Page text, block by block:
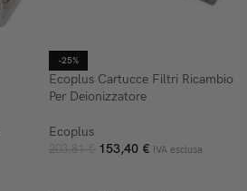
-25%
Ecoplus Cartucce Filtri Ricambio
Per Deionizzatore
Ecoplus
203,81€ 153,40 € IVA esclusa